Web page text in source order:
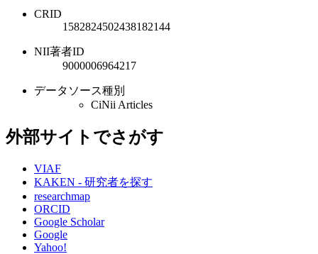
CRID
1582824502438182144
NII著者ID
9000006964217
データソース種別
CiNii Articles
外部サイトでさがす
VIAF
KAKEN - 研究者を探す
researchmap
ORCID
Google Scholar
Google
Yahoo!